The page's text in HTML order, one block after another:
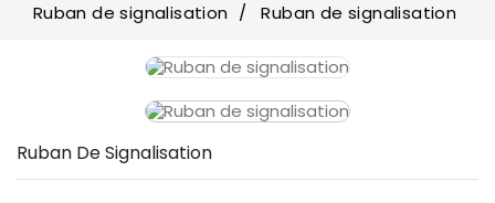
Ruban de signalisation
Ruban de signalisation
Ruban De Signalisation